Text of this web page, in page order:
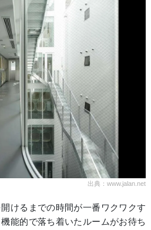
出典：www.jalan.net
けるまでの時間が一番ワクワクす
能的で落ち着いたルームがお待ち